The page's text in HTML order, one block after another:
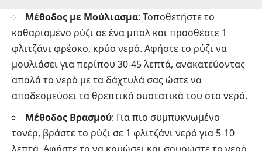
Μέθοδος με Μούλιασμα: Τοποθετήστε το
καθαρισμένο ρύζι σε ένα μπολ και προσθέστε 1
φλιτζάνι φρέσκο, κρύο νερό. Αφήστε το ρύζι να
μουλιάσει για περίπου 30-45 λεπτά, ανακατεύοντας
απαλά το νερό με τα δάχτυλά σας ώστε να
αποδεσμεύσει τα θρεπτικά συστατικά του στο νερό.
Μέθοδος Βρασμού: Για πιο συμπυκνωμένο
τονέρ, βράστε το ρύζι σε 1 φλιτζάνι νερό για 5-10